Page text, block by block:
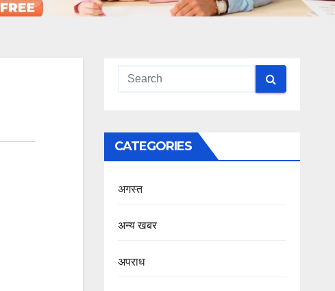
CATEGORIES
अगस्त
अन्य खबर
अपराध